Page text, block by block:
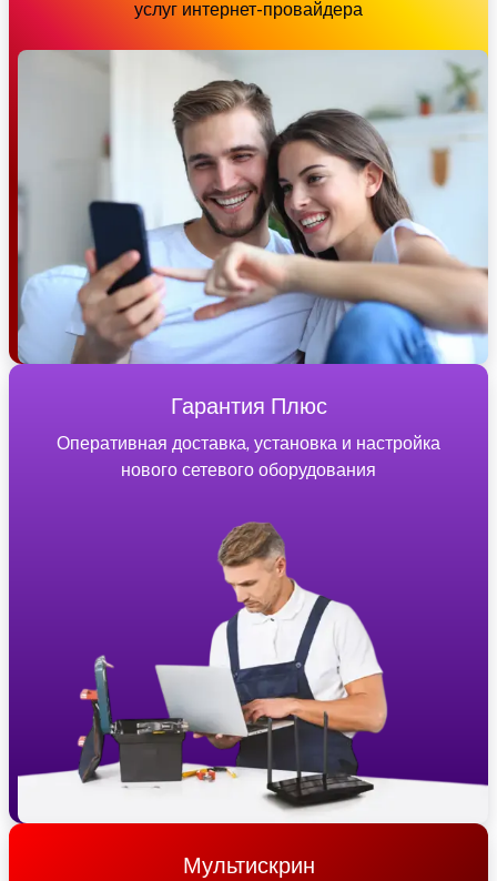
услуг интернет-провайдера
Гарантия Плюс
Оперативная доставка, установка и настройка
нового сетевого оборудования
Мультискрин